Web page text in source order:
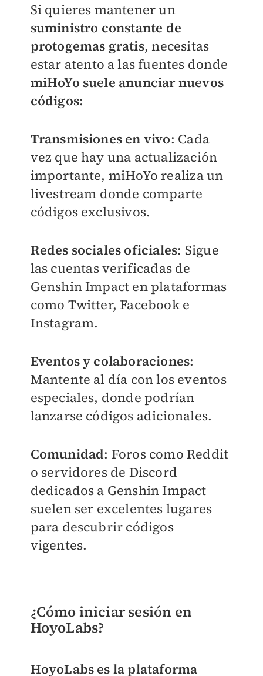
Si quieres mantener un
suministro constante de
protogemas gratis, necesitas
estar atento a las fuentes donde
miHoYo suele anunciar nuevos
códigos:
Transmisiones en vivo: Cada
vez que hay una actualización
importante, miHoYo realiza un
livestream donde comparte
códigos exclusivos.
Redes sociales oficiales: Sigue
las cuentas verificadas de
Genshin Impact en plataformas
como Twitter, Facebook e
Instagram.
Eventos y colaboraciones:
Mantente al día con los eventos
especiales, donde podrían
lanzarse códigos adicionales.
Comunidad: Foros como Reddit
o servidores de Discord
dedicados a Genshin Impact
suelen ser excelentes lugares
para descubrir códigos
vigentes.
¿Cómo iniciar sesión en
HoyoLabs?
HoyoLabs es la plataforma